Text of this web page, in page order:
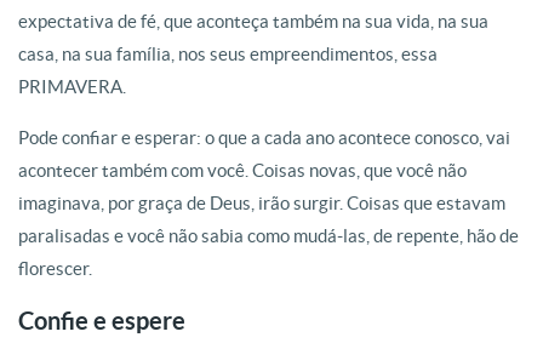
expectativa de fé, que aconteça também na sua vida, na sua
casa, na sua família, nos seus empreendimentos, essa
PRIMAVERA.
Pode confiar e esperar: o que a cada ano acontece conosco, vai
acontecer também com você. Coisas novas, que você não
imaginava, por graça de Deus, irão surgir. Coisas que estavam
paralisadas e você não sabia como mudá-las, de repente, hão de
florescer.
Confie e espere